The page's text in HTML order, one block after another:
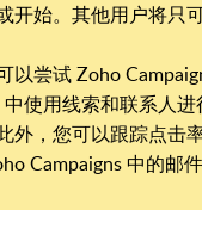
开始。其他用户将只
以尝试 Zoho
中使用线索和联系人
外，您可以跟踪点击
Campaigns 中的邮件